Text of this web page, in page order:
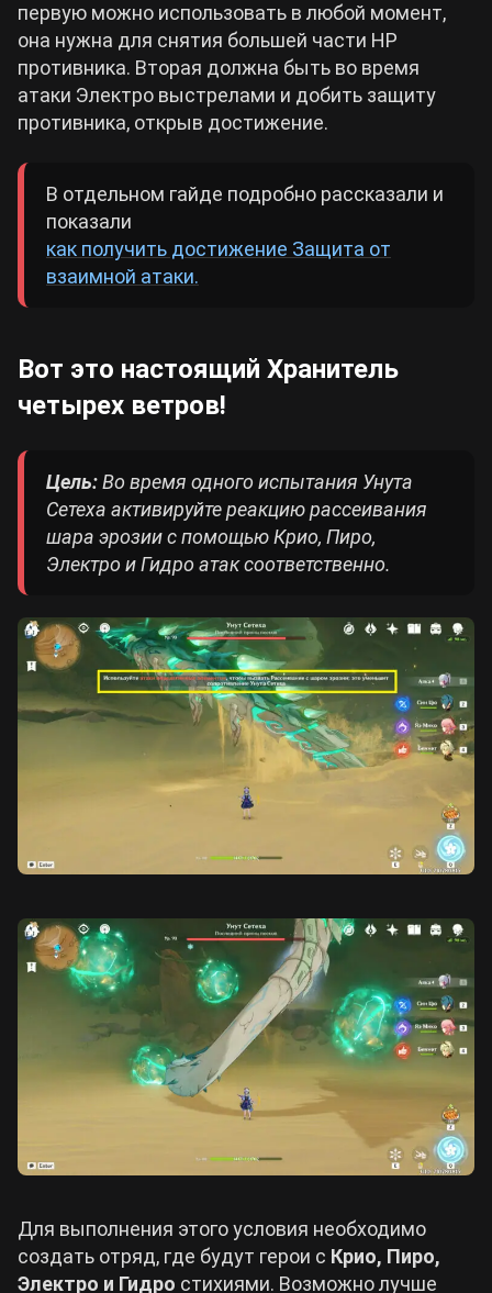
первую можно использовать в любой момент,
она нужна для снятия большей части HP
противника. Вторая должна быть во время
атаки Электро выстрелами и добить защиту
противника, открыв достижение.
В отдельном гайде подробно рассказали и
показали
как получить достижение Защита от
взаимной атаки.
Вот это настоящий Хранитель
четырех ветров!
Цель:Во время одного испытания Унута
Сетеха активируйте реакцию рассеивания
шара эрозии с помощью Крио, Пиро,
Электро и Гидро атак соответственно.
Для выполнения этого условия необходимо
создать отряд, где будут герои с Крио, Пиро,
Электро и Гидро стихиями. Возможно лучше